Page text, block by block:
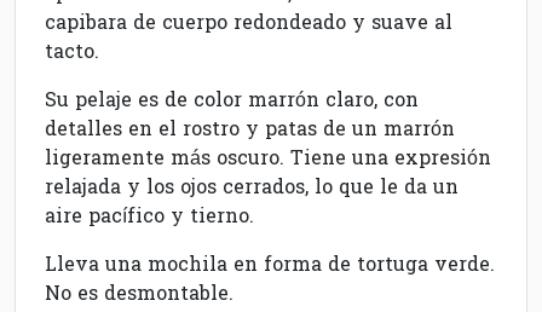
capibara de cuerpo redondeado y suave al
tacto.
Su pelaje es de color marrón claro, con
detalles en el rostro y patas de un marrón
ligeramente más oscuro. Tiene una expresión
relajada y los ojos cerrados, lo que le da un
aire pacífico y tierno.
Lleva una mochila en forma de tortuga verde.
No es desmontable.